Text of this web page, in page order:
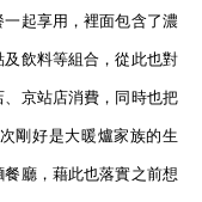
起享用，裡面包含了濃
飲料等組合，從此也對
京站店消費，同時也把
剛好是大暖爐家族的生
廳，藉此也落實之前想